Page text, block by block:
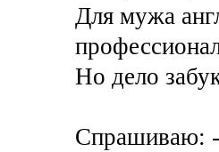
Для мужа
Но дело
Спрашиваю: -